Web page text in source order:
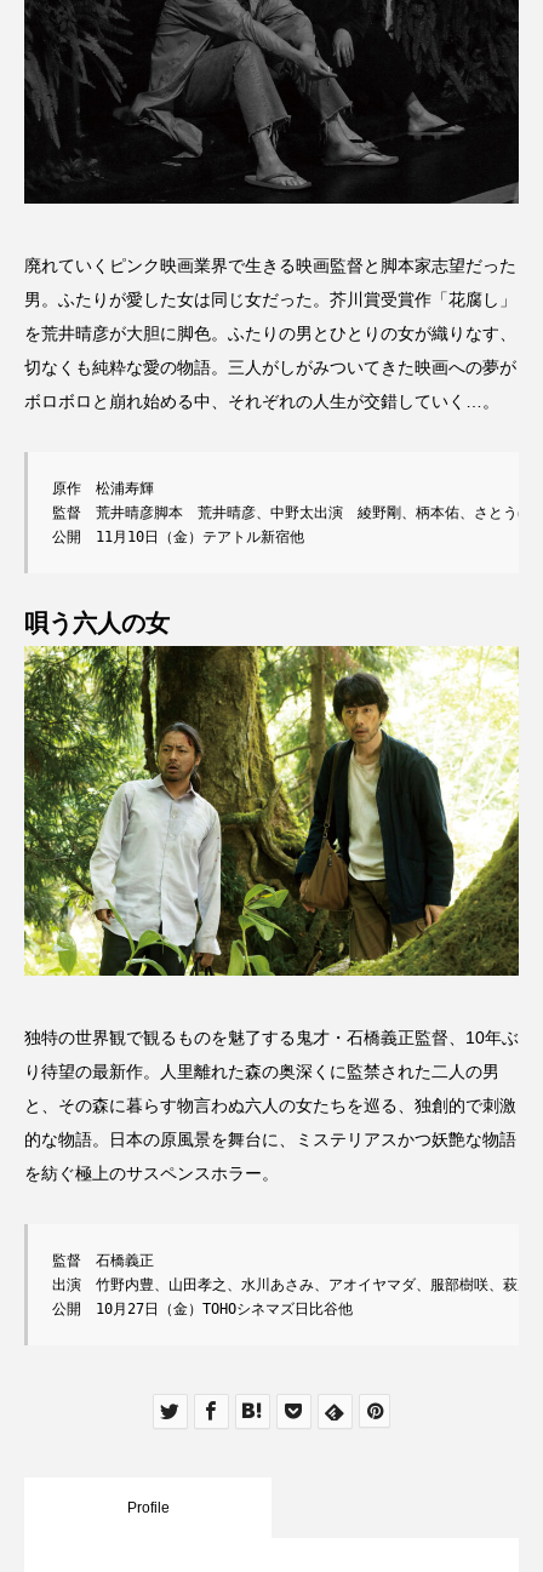
廃れていくピンク映画業界で生きる映画監督と脚本家志望だった
男。ふたりが愛した女は同じ女だった。芥川賞受賞作「花腐し」
を荒井晴彦が大胆に脚色。ふたりの男とひとりの女が織りなす、
切なくも純粋な愛の物語。三人がしがみついてきた映画への夢が
ボロボロと崩れ始める中、それぞれの人生が交錯していく…。
原作　松浦寿輝
監督　荒井晴彦脚本　荒井晴彦、中野太出演　綾野剛、柄本佑、さとうほ
公開　11月10日（金）テアトル新宿他
唄う六人の女
独特の世界観で観るものを魅了する鬼才・石橋義正監督、10年ぶ
り待望の最新作。人里離れた森の奥深くに監禁された二人の男
と、その森に暮らす物言わぬ六人の女たちを巡る、独創的で刺激
的な物語。日本の原風景を舞台に、ミステリアスかつ妖艶な物語
を紡ぐ極上のサスペンスホラー。
監督　石橋義正
出演　竹野内豊、山田孝之、水川あさみ、アオイヤマダ、服部樹咲、萩原
公開　10月27日（金）TOHOシネマズ日比谷他
Profile